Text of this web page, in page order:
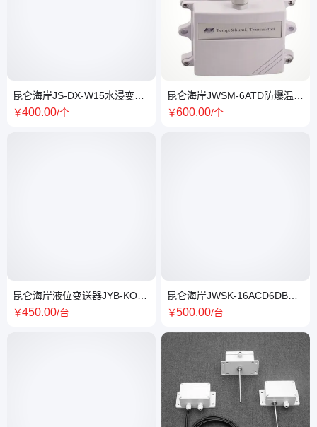
昆仑海岸JS-DX-W15水浸变送
器 RS-485输出 5米引线
￥400.00/个
昆仑海岸液位变送器JYB-KO-
LAG 0-300m量程4-20mA输出
￥450.00/台
昆仑海岸JWSM-6ATD防爆温湿
度变送器4-20mA两线制
￥600.00/个
昆仑海岸JWSK-16ACD6DB系
列温湿度变送器 金属管道螺纹
￥500.00/台